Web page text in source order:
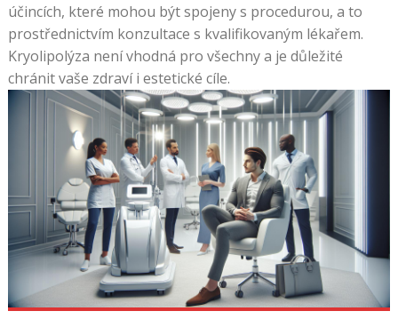
účincích, které mohou být spojeny s procedurou, a to
prostřednictvím konzultace s kvalifikovaným lékařem.
Kryolipolýza není vhodná pro všechny a je důležité
chránit vaše zdraví i estetické cíle.